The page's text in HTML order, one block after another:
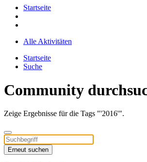
Startseite
Alle Aktivitäten
Startseite
Suche
Community
Zeige Ergebnisse für die Tags "'2016'".
Erneut suchen